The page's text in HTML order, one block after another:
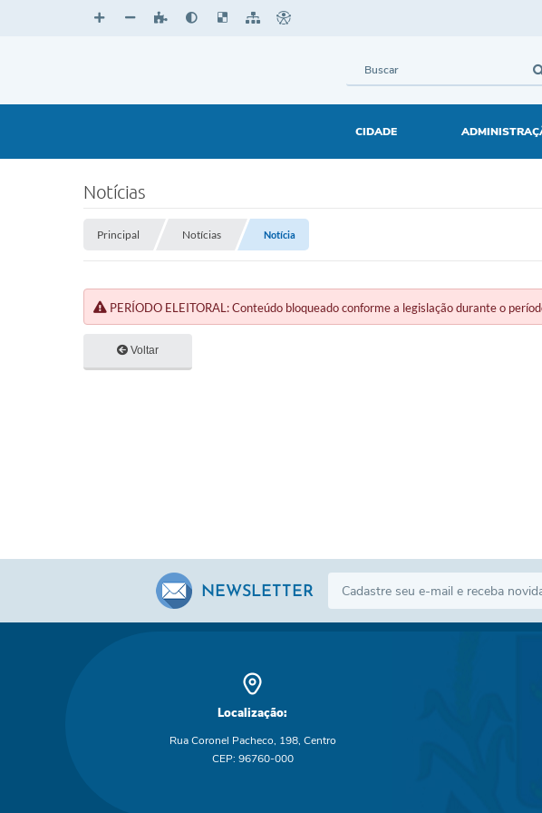
CIDADE
Notícias
Principal Notícias Notícia
PERÍODO ELEITORAL: Conteúdo bloqueado conforme a legislação durante o
Voltar
NEWSLETTER
Localização:
Rua Coronel Pacheco, 198, Centro
CEP: 96760-000